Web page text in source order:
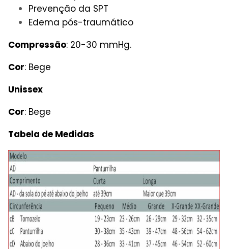
Prevenção da SPT
Edema pós-traumático
Compressão: 20-30 mmHg.
Cor: Bege
Unissex
Cor: Bege
Tabela de Medidas